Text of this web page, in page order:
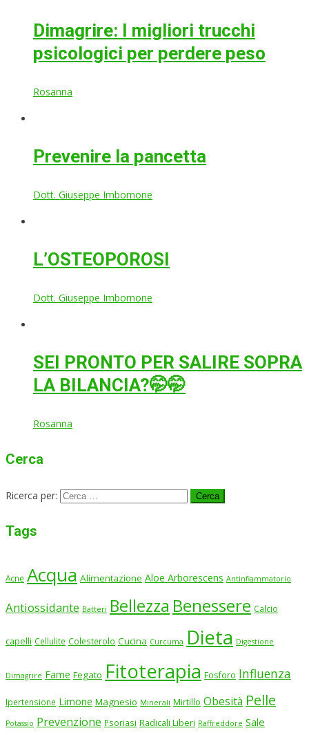
Dimagrire: I migliori trucchi
psicologici per perdere peso
Rosanna
Prevenire la pancetta
Dott. Giuseppe Imbornone
L’OSTEOPOROSI
Dott. Giuseppe Imbornone
SEI PRONTO PER SALIRE SOPRA
LA BILANCIA?🤭🤭
Rosanna
Cerca
Ricerca per:
Tags
Acne Acqua Alimentazione Aloe Arborescens Antinfiammatorio
Antiossidante Batteri Bellezza Benessere Calcio
capelli Cellulite Colesterolo Cucina Curcuma Dieta Digestione
Dimagrire Fame Fegato Fitoterapia Fosforo Influenza
Ipertensione Limone Magnesio Minerali Mirtillo Obesità Pelle
Potassio Prevenzione Psoriasi Radicali Liberi Raffreddore Sale